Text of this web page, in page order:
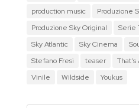
production music
Produzione
Produzione Sky Original
Serie
Sky Atlantic
Sky Cinema
Stefano Fresi
teaser That's
Vinile
Wildside Youkus